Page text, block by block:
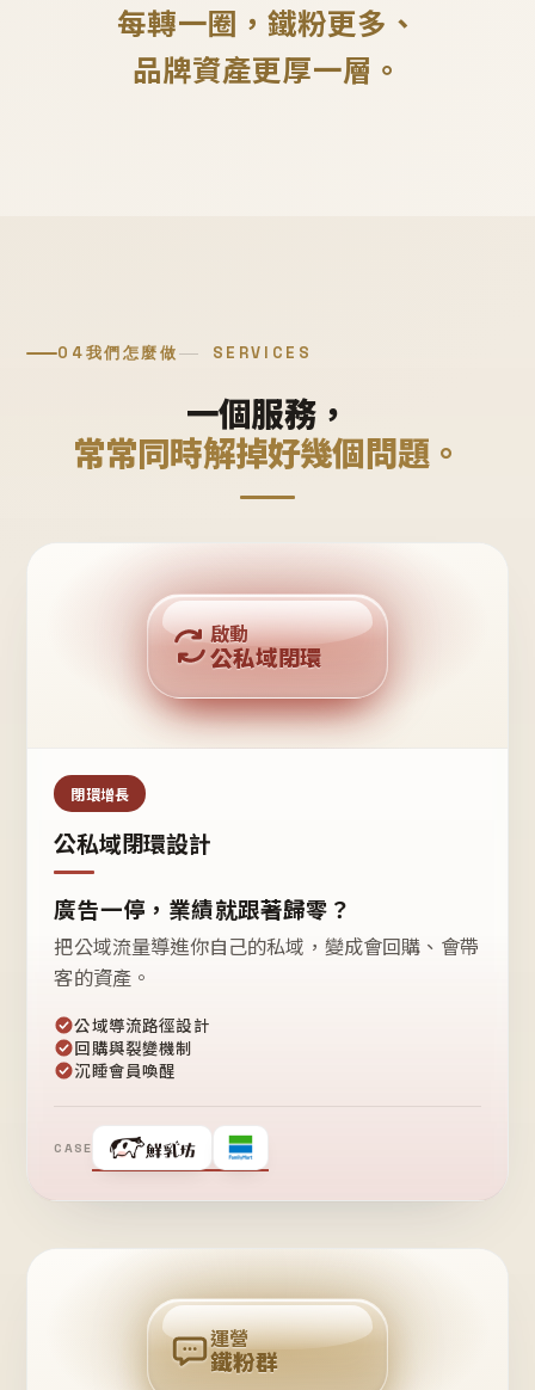
每轉一圈，鐵粉更多、
品牌資產更厚一層。
04我們怎麼做 SERVICES
一個服務，
常常同時解掉好幾個問題。
公域流量
私域鐵粉
回購複利
啟動
公私域閉環
閉環增長
公私域閉環設計
廣告一停，業績就跟著歸零？
把公域流量導進你自己的私域，變成會回購、會帶
客的資產。
公域導流路徑設計
回購與裂變機制
沉睡會員喚醒
CASE
❤
粉
回
購
運營
鐵粉群